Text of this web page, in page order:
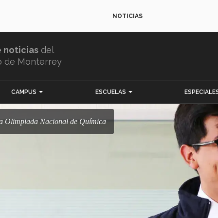
NOTICIAS
noticias del
de Monterrey
CAMPUS ESCUELAS
Olimpiada Nacional de Química